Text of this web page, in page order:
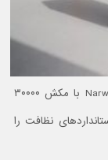
ناروال در CES 2026 از جاروبرقی رباتیک Narwal Flow 2 با مکش ۳۰۰۰۰
نظافت را